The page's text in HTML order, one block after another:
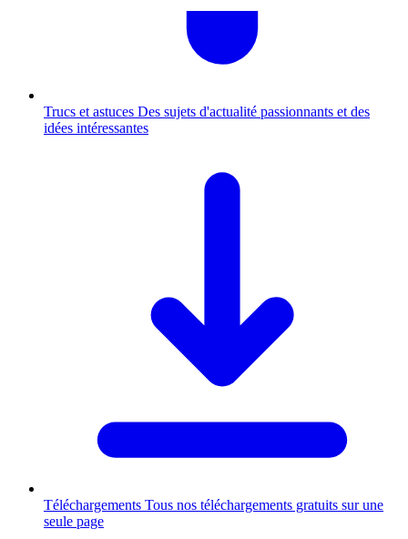
Trucs et astuces Des sujets d'actualité passionnants et des
idées intéressantes
Téléchargements Tous nos téléchargements gratuits sur une
seule page